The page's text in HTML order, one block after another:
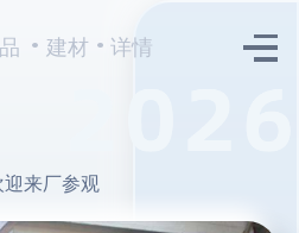
建材 详情
来厂参观